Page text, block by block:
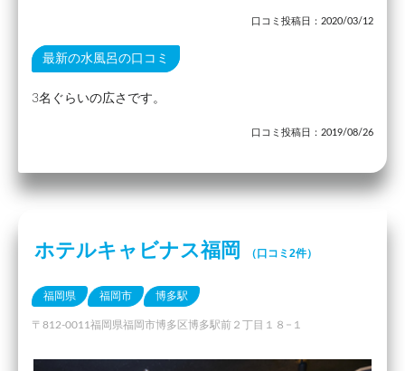
口コミ投稿日：2020/03/12
最新の水風呂の口コミ
3名ぐらいの広さです。
口コミ投稿日：2019/08/26
ホテルキャビナス福岡 （口コミ2件）
福岡県 福岡市 博多駅
〒812-0011福岡県福岡市博多区博多駅前２丁目１８−１